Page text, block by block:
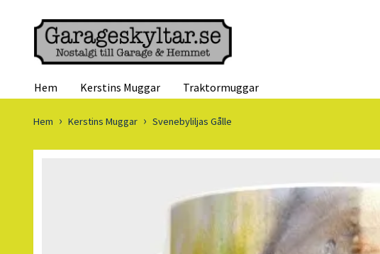
Hem Kerstins Muggar Traktormuggar
Hem Kerstins Muggar Svenebyliljas Gålle